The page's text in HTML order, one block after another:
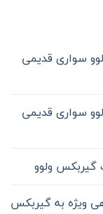
سواری قدیمی
سواری قدیمی
ولوو
ویژه به گیربکس